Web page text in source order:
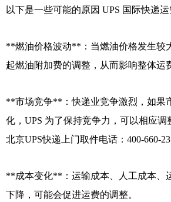
以下是一些可能的原因 UPS 国际快递运
**燃油价格波动**：当燃油价格发生较
起燃油附加费的调整，从而影响整体运
**市场竞争**：快递业竞争激烈，如果
化，UPS 为了保持竞争力，可以相应调
北京UPS快递上门取件电话：400-660-
**成本变化**：运输成本、人工成本、
下降，可能会促进运费的调整。